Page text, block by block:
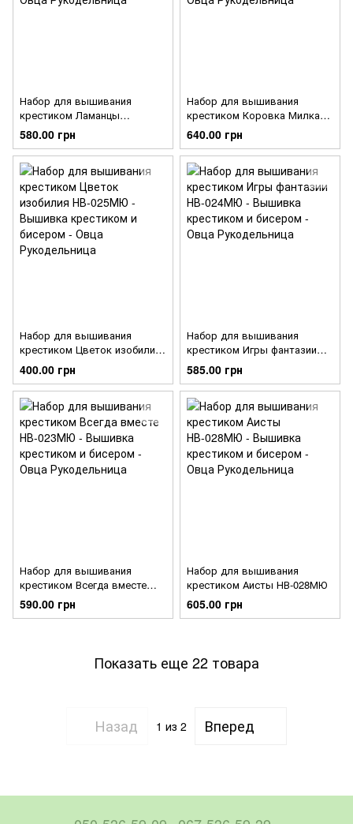
Набор для вышивания
крестиком Ламанцы
НВ-027МЮ
580.00 грн
Набор для вышивания
крестиком Коровка Милка
НВ-026МЮ
640.00 грн
Набор для вышивания
крестиком Цветок изобилия
НВ-025МЮ
400.00 грн
Набор для вышивания
крестиком Игры фантазии
НВ-024МЮ
585.00 грн
Набор для вышивания
крестиком Всегда вместе
НВ-023МЮ
590.00 грн
Набор для вышивания
крестиком Аисты НВ-028МЮ
605.00 грн
Показать еще 22 товара
Назад 1 из 2 Вперед